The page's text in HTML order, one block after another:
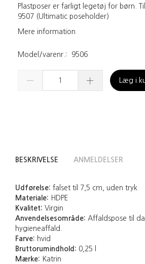
Plastposer er farligt legetøj for børn.
9507 (Ultimatic poseholder)
Mere information
Model/varenr.: 9506
Læg i
BESKRIVELSE ANMELDELSER
Udførelse: falset til 7,5 cm, uden tryk
Materiale: HDPE
Kvalitet: Virgin
Anvendelsesområde: Affaldspose til
hygieneaffald.
Farve: hvid
Bruttorumindhold: 0,25 l
Mærke: Katrin